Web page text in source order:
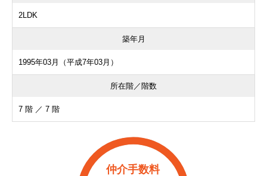
2LDK
築年月
1995年03月（平成7年03月）
所在階／階数
7 階 ／ 7 階
仲介手数料